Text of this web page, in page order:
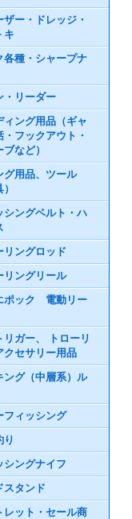
ザー・ドレッジ・
キ
各種・シャープナ
・リーダー
ィング用品（ギャ
・フックアウト・
など）
グ用品、ツール
シングベルト・ハ
リングロッド
リングリール
ポック 電動リー
リガー、 トローリ
クセサリー用品
ング（中層系）ル
フィッシング
り
シングナイフ
スタンド
レット・セール商